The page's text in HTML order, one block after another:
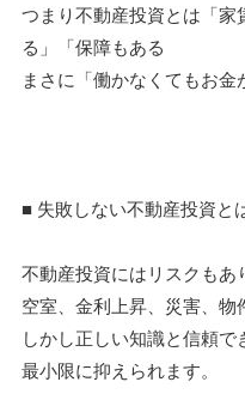
つまり不動産投資とは「
る」「保障もある
まさに「働かなくてもお金
■ 失敗しない不動産投資と
不動産投資にはリスクもあ
空室、金利上昇、災害、物
しかし正しい知識と信頼
最小限に抑えられます。